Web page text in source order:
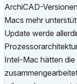
ArchiCAD-
Macs mehr
Update werde
Intel-Mac hätten